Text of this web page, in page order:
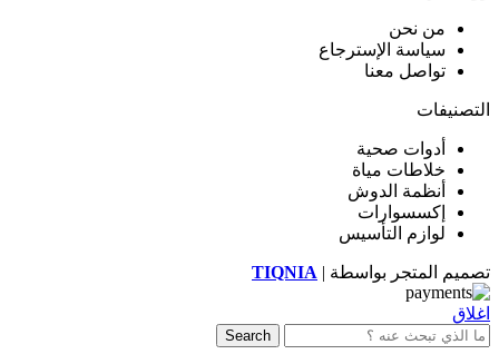
من نحن
سياسة الإسترجاع
تواصل معنا
التصنيفات
أدوات صحية
خلاطات مياة
أنظمة الدوش
إكسسوارات
لوازم التأسيس
تصميم المتجر بواسطة | TIQNIA
اغلاق
Search